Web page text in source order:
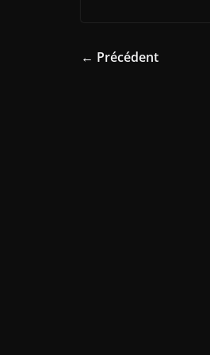
← Précédent